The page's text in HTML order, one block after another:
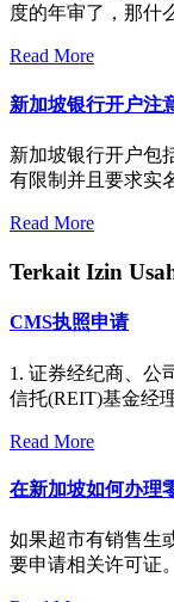
度的年审了，那什
Read More
新加坡银行开户注
新加坡银行开户包
有限制并且要求实
Read More
Terkait Izin
CMS执照申请
1. 证券经纪商、公
信托(REIT)基金经
Read More
在新加坡如何办理
如果超市有销售生
要申请相关许可证